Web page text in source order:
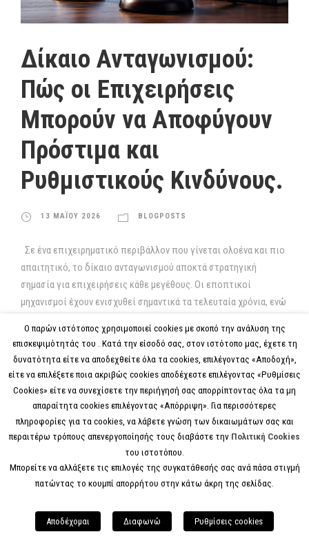
Δίκαιο Ανταγωνισμού:
Πώς οι Επιχειρήσεις
Μπορούν να Αποφύγουν
Πρόστιμα και
Ρυθμιστικούς Κινδύνους.
13 ΜΑΪΟΥ 2026 BLOGPOSTS
Σε ένα επιχειρηματικό περιβάλλον που γίνεται ολοένα και πιο
απαιτητικό, το δίκαιο ανταγωνισμού αποκτά στρατηγική
σημασία για επιχειρήσεις κάθε μεγέθους. Οι εποπτικοί
μηχανισμοί έχουν ενισχυθεί σημαντικά τα τελευταία χρόνια, ενώ
αυστηρές υποχρεώσεις σε εταιρείες που δραστηριοποιούνται
σε ανταγωνιστικές αγορές. Η παραβίαση κανόνων ανταγωνισμού
μπορεί να οδηγήσει σε σοβαρές οικονομικές και λειτουργικές
συνέπειες, όπως υψηλά πρόστιμα, περιορισμούς
δραστηριότητας, ζητήματα φήμης και πολυετείς δικαστικές
διαμάχες. Για τον λόγο αυτό, η ανάπτυξη μιας ολοκληρωμένης
στρατηγικής συμμόρφωσης δεν αποτελεί πλέον προαιρετική
επιλογή, αλλά ουσιαστική...
Ο παρών ιστότοπος χρησιμοποιεί cookies με σκοπό την ανάλυση της
επισκεψιμότητάς του . Κατά την είσοδό σας, στον ιστότοπο μας, έχετε τη
δυνατότητα είτε να αποδεχθείτε όλα τα cookies, επιλέγοντας «Αποδοχή»,
είτε να επιλέξετε ποια ακριβώς cookies αποδέχεστε επιλέγοντας «Ρυθμίσεις
Cookies» είτε να συνεχίσετε την περιήγησή σας απορρίπτοντας όλα τα μη
απαραίτητα cookies επιλέγοντας «Απόρριψη». Για περισσότερες
πληροφορίες για τα cookies, να λάβετε γνώση των δικαιωμάτων σας και
περαιτέρω τρόπους απενεργοποίησής τους διαβάστε την Πολιτική Cookies
του ιστοτόπου.
Μπορείτε να αλλάξετε τις επιλογές της συγκατάθεσής σας ανά πάσα στιγμή
πατώντας το κουμπί απορρήτου στην κάτω άκρη της σελίδας.
Αποδέχομαι Διαφωνώ Ρυθμίσεις cookies